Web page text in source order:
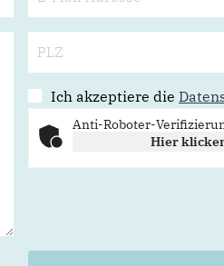
Ich akzeptiere die
Anti-Roboter-
Hier